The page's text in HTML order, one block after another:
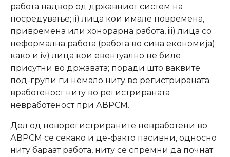
работа надвор од државниот систем на
посредување; ii) лица кои имале повремена,
привремена или хонорарна работа, iii) лица со
неформална работа (работа во сива економија);
како и iv) лица кои евентуално не биле
присутни во државата; поради што ваквите
под-групи ги немало ниту во регистрираната
вработеност ниту во регистрираната
невработеност при АВРСМ.
Дел од новорегистрираните невработени во
АВРСМ се секако и де-факто пасивни, односно
ниту бараат работа, ниту се спремни да почнат